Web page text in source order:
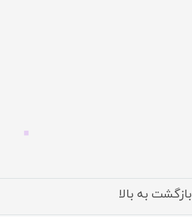
بازگشت به بالا